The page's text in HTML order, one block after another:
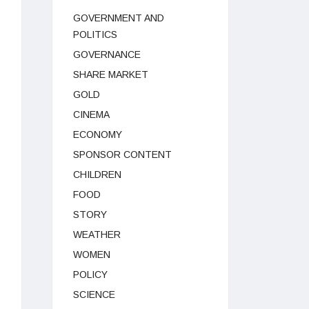
GOVERNMENT AND
POLITICS
GOVERNANCE
SHARE MARKET
GOLD
CINEMA
ECONOMY
SPONSOR CONTENT
CHILDREN
FOOD
STORY
WEATHER
WOMEN
POLICY
SCIENCE